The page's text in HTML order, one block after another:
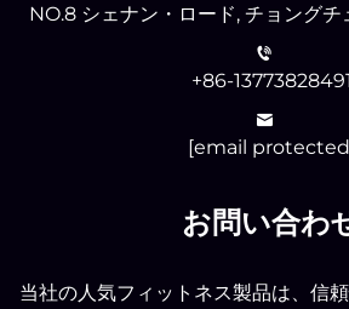
NO.8 シェナン・ロード, チョングチ
+86-13773828491
[email
お問い合わ
当社の人気フィットネス製品は、信